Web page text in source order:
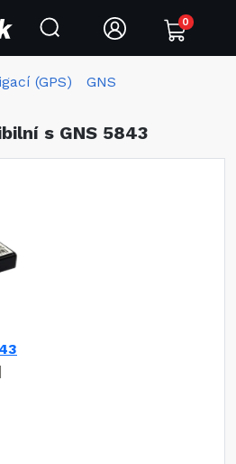
0
(GPS) GNS
s GNS 5843
|